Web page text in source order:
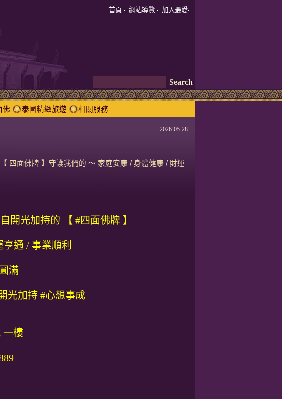
首頁 網站導覽 加入最愛
佛 泰國精緻旅遊 相關服務
2026-05-28
四面佛牌 】守護我們的 ～ 家庭安康 / 身體健康 / 財運
開光加持的 【 #四面佛牌 】
通 / 事業順利
滿
光加持 #心想事成
一樓